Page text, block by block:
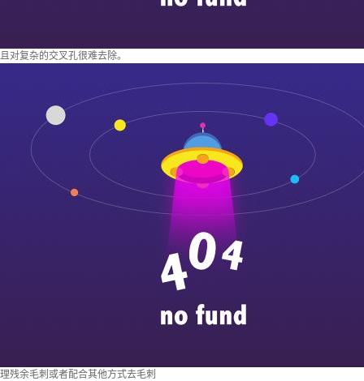
且对复杂的交叉孔很难去除。
理残余毛刺或者配合其他方式去毛刺